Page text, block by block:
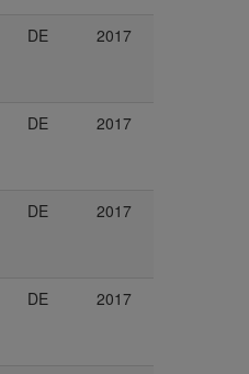
DE 2017
DE 2017
DE 2017
DE 2017